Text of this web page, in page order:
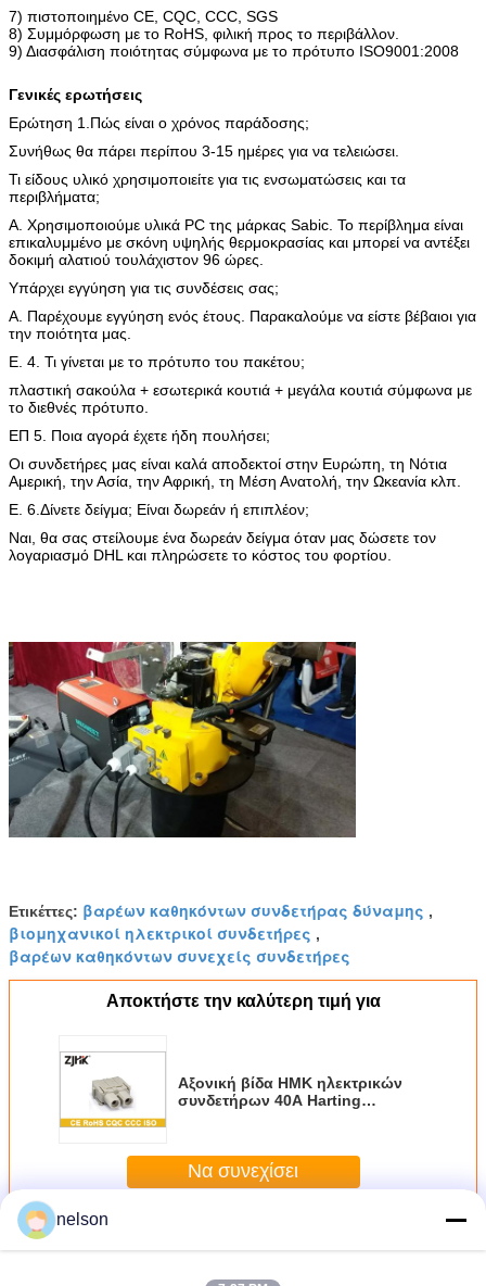
7) πιστοποιημένο CE, CQC, CCC, SGS
8) Συμμόρφωση με το RoHS, φιλική προς το περιβάλλον.
9) Διασφάλιση ποιότητας σύμφωνα με το πρότυπο ISO9001:2008
Γενικές ερωτήσεις
Ερώτηση 1.Πώς είναι ο χρόνος παράδοσης;
Συνήθως θα πάρει περίπου 3-15 ημέρες για να τελειώσει.
Τι είδους υλικό χρησιμοποιείτε για τις ενσωματώσεις και τα
περιβλήματα;
Α. Χρησιμοποιούμε υλικά PC της μάρκας Sabic. Το περίβλημα είναι
επικαλυμμένο με σκόνη υψηλής θερμοκρασίας και μπορεί να αντέξει
δοκιμή αλατιού τουλάχιστον 96 ώρες.
Υπάρχει εγγύηση για τις συνδέσεις σας;
Α. Παρέχουμε εγγύηση ενός έτους. Παρακαλούμε να είστε βέβαιοι για
την ποιότητα μας.
Ε. 4. Τι γίνεται με το πρότυπο του πακέτου;
πλαστική σακούλα + εσωτερικά κουτιά + μεγάλα κουτιά σύμφωνα με
το διεθνές πρότυπο.
ΕΠ 5. Ποια αγορά έχετε ήδη πουλήσει;
Οι συνδετήρες μας είναι καλά αποδεκτοί στην Ευρώπη, τη Νότια
Αμερική, την Ασία, την Αφρική, τη Μέση Ανατολή, την Ωκεανία κλπ.
Ε. 6.Δίνετε δείγμα; Είναι δωρεάν ή επιπλέον;
Ναι, θα σας στείλουμε ένα δωρεάν δείγμα όταν μας δώσετε τον
λογαριασμό DHL και πληρώσετε το κόστος του φορτίου.
Ετικέττες: βαρέων καθηκόντων συνδετήρας δύναμης ,
βιομηχανικοί ηλεκτρικοί συνδετήρες ,
βαρέων καθηκόντων συνεχείς συνδετήρες
Αποκτήστε την καλύτερη τιμή για
Αξονική βίδα HMK ηλεκτρικών
συνδετήρων 40A Harting
Να συνεχίσει
Περισσότεροι
Βαρέων καθηκόντων ηλεκτρικός συνδετήρας
nelson